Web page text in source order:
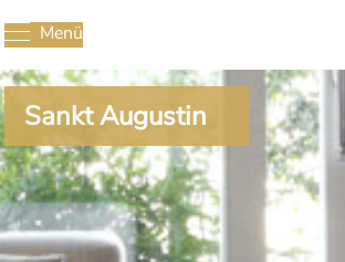
Menü
Sankt Augustin